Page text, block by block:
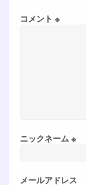
コメント ※
ニックネーム ※
メールアドレス